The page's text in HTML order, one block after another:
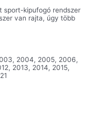
sport-kipufogó rendszer
van rajta, úgy több
2004, 2005, 2006,
2013, 2014, 2015,